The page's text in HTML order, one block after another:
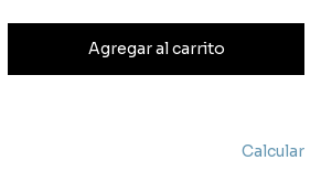
Calcular